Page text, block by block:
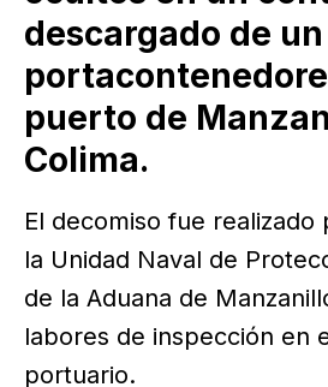
descargado de
puerto de
Colima.
El decomiso fue
la Unidad Naval de
de la Aduana de
labores de inspección en
portuario.